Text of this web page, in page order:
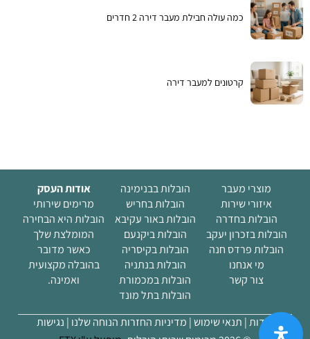
כמה עולה חבילת מעבר דירה 2 חדרים
קרטונים למעבר דירה
מוצרי מעבר
איזורי שירות
הובלות בחדרה
הובלות בזכרון יעקב
הובלות פרדס חנה
מי אנחנו
צור קשר
(current)
הובלות בבנימינה
הובלות בחריש
הובלות באור עקיבא
הובלות ביקנעם
הובלות בקיסריה
הובלות בנתניה
הובלות במכמורת
הובלות בתל מונד
אודות העסק
מרימים שירותי
הובלות היא הבחירה
המומלצת שלך
כאשר מדובר
בהובלה מקצועית
ואמינה.
אודות | תנאי שימוש | מדיניות החזרות הנוחה שלנו | נגישות